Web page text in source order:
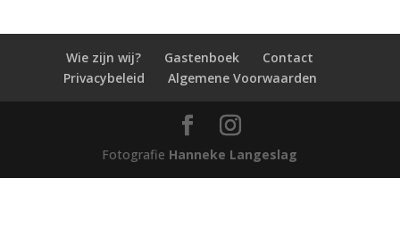
Wie zijn wij? Gastenboek
Contact
Privacybeleid
Algemene Voorwaarden
Fotografie Hanneke Langeslag